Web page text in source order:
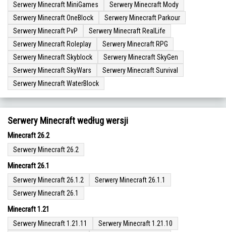
Serwery Minecraft MiniGames
Serwery Minecraft Mody
Serwery Minecraft OneBlock
Serwery Minecraft Parkour
Serwery Minecraft PvP
Serwery Minecraft RealLife
Serwery Minecraft Roleplay
Serwery Minecraft RPG
Serwery Minecraft Skyblock
Serwery Minecraft SkyGen
Serwery Minecraft SkyWars
Serwery Minecraft Survival
Serwery Minecraft WaterBlock
Serwery Minecraft według wersji
Minecraft 26.2
Serwery Minecraft 26.2
Minecraft 26.1
Serwery Minecraft 26.1.2
Serwery Minecraft 26.1.1
Serwery Minecraft 26.1
Minecraft 1.21
Serwery Minecraft 1.21.11
Serwery Minecraft 1.21.10